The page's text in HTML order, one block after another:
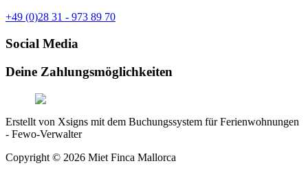
+49 (0)28 31 - 973 89 70
Social Media
Deine Zahlungsmöglichkeiten
Erstellt von Xsigns mit dem Buchungssystem für Ferienwohnungen
- Fewo-Verwalter
Copyright © 2026 Miet Finca Mallorca